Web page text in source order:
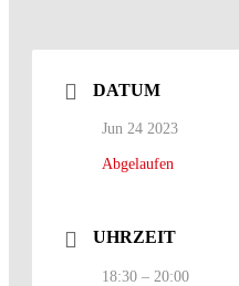
DATUM
Jun 24 2023
Abgelaufen
UHRZEIT
18:30 – 20:00